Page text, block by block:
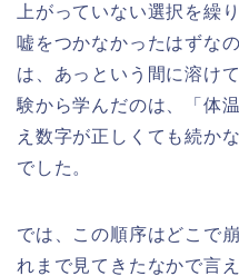
上がっていない選択を繰
嘘をつかなかったはずな
は、あっという間に溶け
験から学んだのは、「体
え数字が正しくても続か
でした。
では、この順序はどこで
れまで見てきたなかで言